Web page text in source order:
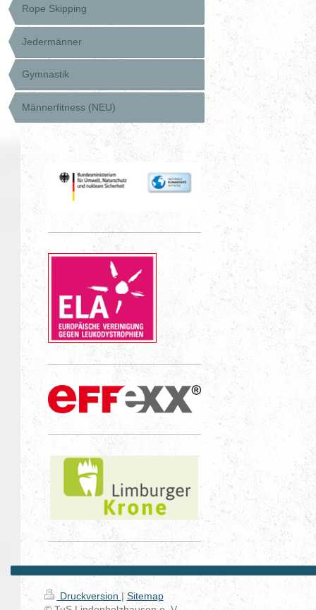
Rope Skipping
Jedermänner
Gymnastik
Männerfitness (NEU)
Druckversion | Sitemap